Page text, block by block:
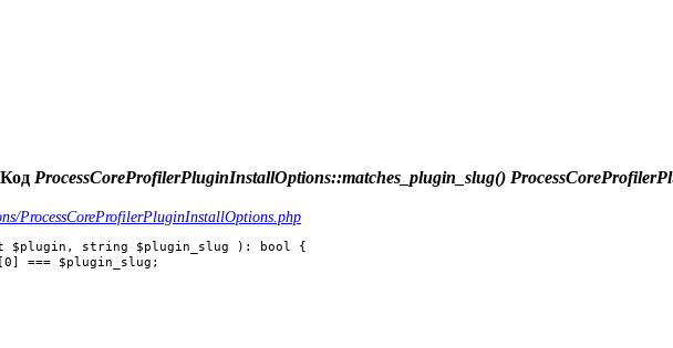
Код ProcessCoreProfilerPluginInstallOptions::matches_plugin_slug()
ProcessCoreProfilerPluginInstallOptions.php
$plugin, string $plugin_slug ): bool {